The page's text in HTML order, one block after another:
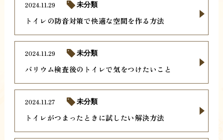
トイレの防音対策で快適な空間を作る方法
2024.11.29 未分類
バリウム検査後のトイレで気をつけたいこと
2024.11.29 未分類
トイレがつまったときに試したい解決方法
2024.11.27 未分類